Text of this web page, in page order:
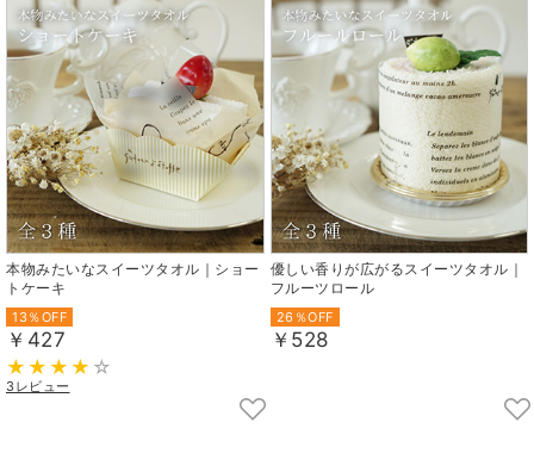
本物みたいなスイーツタオル｜ショー
トケーキ
13％OFF
￥427
3レビュー
優しい香りが広がるスイーツタオル｜
フルーツロール
26％OFF
￥528